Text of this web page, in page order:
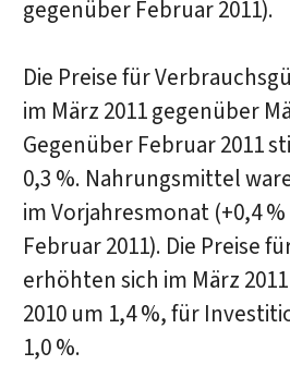
gegenüber Februar 2011).
Die Preise für
im März 2011 gegenüber
Gegenüber Februar 2011
0,3 %. Nahrungsmittel
im Vorjahresmonat (+0,4
Februar 2011). Die Preise
erhöhten sich im März
2010 um 1,4 %, für
1,0 %.